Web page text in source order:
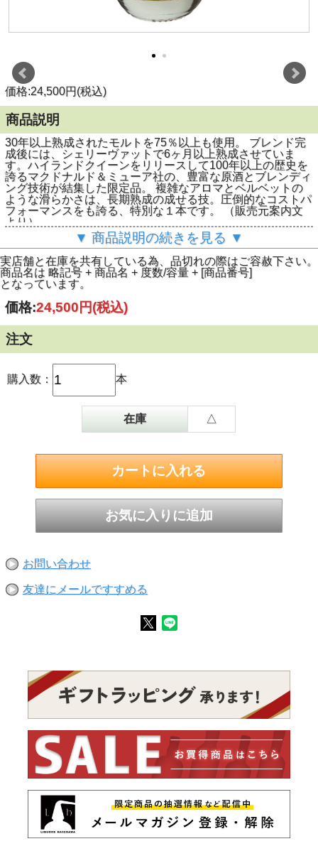
価格:24,500円(税込)
商品説明
30年以上熟成されたモルトを75％以上も使用。 ブレンド完
成後には、シェリーヴァットで6ヶ月以上熟成させていま
す。ハイランドクイーンをリリースして100年以上の歴史を
誇るマクドナルド＆ミューア社の、豊富な原酒とブレンディ
ング技術が結集した限定品。 複雑なアロマとベルベットの
ような滑らかさは、長期熟成の成せる技。圧倒的なコストパ
フォーマンスをも誇る、特別な１本です。 （販売元案内文
より）
▼ 商品説明の続きを見る ▼
実店舗と在庫を共有している為、品切れの際はご容赦下さい。
商品名は 略記号 + 商品名 + 度数/容量 + [商品番号]
となっています。
価格:24,500円(税込)
注文
購入数： 本
在庫 △
お問い合わせ
友達にメールですすめる